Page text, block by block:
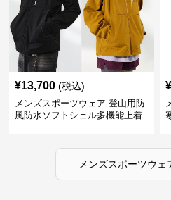
¥13,700 (税込)
メンズスポーツウェア 登山用防
風防水ソフトシェル多機能上着
¥
メンズスポーツウェ